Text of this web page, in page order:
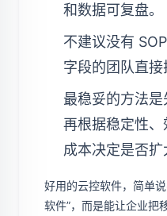
和数据可复盘。
不建议没有
字段的团队直接
最稳妥的方法是
再根据稳定性
成本决定是否扩
好用的云控软件，简单
软件”，而是能让企业把